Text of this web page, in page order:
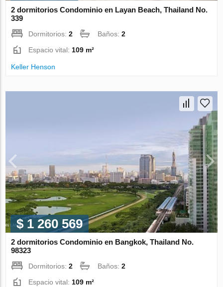
2 dormitorios Condominio en Layan Beach, Thailand No.
339
Dormitorios:2 Baños:2
Espacio vital:109 m²
Keller Henson
$ 1 260 569
2 dormitorios Condominio en Bangkok, Thailand No.
98323
Dormitorios:2 Baños:2
Espacio vital: 109 m²